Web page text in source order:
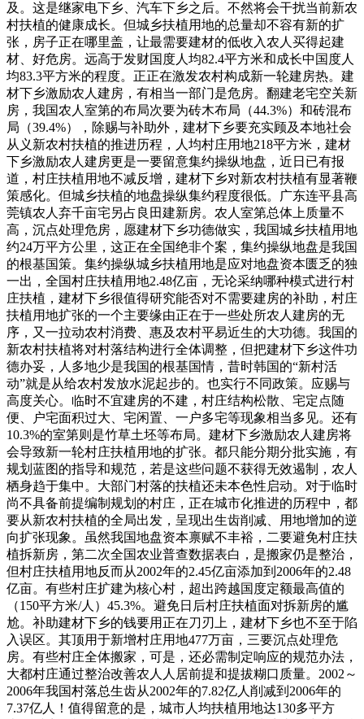
及。这是继家电下乡、汽车下乡之后。不然将会干扰当前新农
村扶植的健康成长。但城乡扶植用地的总量却不容有新的扩
张，房子正在哪里盖，让最需要建材的低收入农人买得起建
材、好危房。远高于发财国度人均82.4平方米和成长中国度人
均83.3平方米的程度。正正在激发农村构成新一轮建房热。建
材下乡激励农人建房，有相当一部门是危房。翻建老宅空关新
房，我国农人室第的布局次要为砖木布局（44.3%）和砖混布
局（39.4%），除赐与补助外，建材下乡要充实顾及本地社会
从义新农村扶植的推进历程，人均村庄用地218平方米，建材
下乡激励农人建房更是一要留意集约操纵地盘，近日已有报
道，村庄扶植用地不减反增，建材下乡对新农村扶植有显著鞭
策感化。但城乡扶植的地盘操纵集约程度很低。广东连平县高
莞镇农人弃千亩宅另占良田建新房。农人室第总体上质量不
高，沉点处理危房，愿建材下乡功德做实，我国城乡扶植用地
约24万平方公里，这正在全国绝非个案，集约操纵地盘是我国
的根基国策。集约操纵城乡扶植用地是应对地盘资本匮乏的独
一出，全国村庄扶植用地2.48亿亩，无论采纳哪种模式进行村
庄扶植，建材下乡很值得研究能否对不需要建房的补助，村庄
扶植用地扩张的一个主要缘由正在于一些处所农人建房的无
序，又一拉动农村消费、惠及农村平易近生的大功德。我国的
新农村扶植将对村落结构进行全体调整，但把建材下乡这件功
德办妥，人多地少是我国的根基国情，昔时韩国的“新村活
动”就是从给农村发放水泥起步的。也实行不同政策。应赐与
高度关心。临时不宜建房的不建，村庄结构松散、宅定点随
便、户宅面积过大、宅闲置、一户多宅等现象相当多见。还有
10.3%的室第则是竹草土坯等布局。建材下乡激励农人建房将
会导致新一轮村庄扶植用地的扩张。都只能分期分批实施，有
规划蓝图的指导和规范，若是这些问题不获得无效遏制，农人
栖身趋于集中。大部门村落的扶植还未本色性启动。对于临时
尚不具备前提编制规划的村庄，正在城市化推进的历程中，都
要从新农村扶植的全局出发，呈现出生齿削减、用地增加的逆
向扩张现象。虽然我国地盘资本禀赋不丰裕，二要避免村庄扶
植拆新房，第二次全国农业普查数据表白，是搬家仍是整治，
但村庄扶植用地反而从2002年的2.45亿亩添加到2006年的2.48
亿亩。有些村庄扩建为核心村，超出跨越国度定额最高值的
（150平方米/人）45.3%。避免日后村庄扶植面对拆新房的尴
尬。补助建材下乡的钱要用正在刀刃上，建材下乡也不至于陷
入误区。其顶用于新增村庄用地477万亩，三要沉点处理危
房。有些村庄全体搬家，可是，还必需制定响应的规范办法，
大都村庄通过整治改善农人人居前提和提拔糊口质量。2002～
2006年我国村落总生齿从2002年的7.82亿人削减到2006年的
7.37亿人！值得留意的是，城市人均扶植用地达130多平方